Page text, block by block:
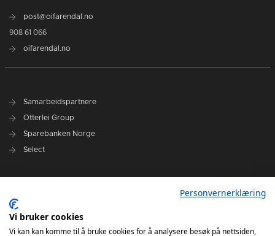
post@oifarendal.no
908 61 066
oifarendal.no
Samarbeidspartnere
Otterlei Group
Sparebanken Norge
Select
Spillerstall
Administrasjon
Personvernerklæring
Vi bruker cookies
Vi kan kan komme til å bruke cookies for å analysere besøk på nettsiden,